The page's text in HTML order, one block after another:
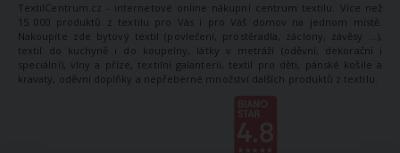
TextilCentrum.cz - internetové online nákupní centrum textilu. Více než
15 000 produktů z textilu pro Vás i pro Váš domov na jednom místě.
Nakoupíte zde bytový textil (povlečení, prostěradla, záclony, závěsy ...),
textil do kuchyně i do koupelny, látky v metráži (oděvní, dekorační i
speciální), vlny a příze, textilní galanterii, textil pro děti, pánské košile a
kravaty, oděvní doplňky a nepřeberné množství dalších produktů z textilu.